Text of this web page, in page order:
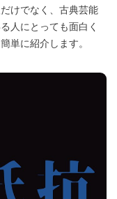
けでなく、古典芸能
人にとっても面白く
単に紹介します。